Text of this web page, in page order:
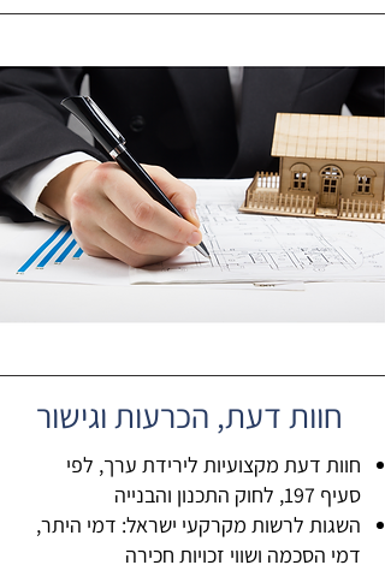
חוות דעת מקצועיות לירידת ערך, לפי
סעיף 197, לחוק התכנון והבנייה
השגות לרשות מקרקעי ישראל: דמי היתר,
דמי הסכמה ושווי זכויות חכירה